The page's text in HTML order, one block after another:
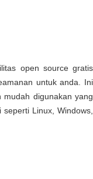
open source gratis
untuk anda. Ini
digunakan yang
Linux, Windows,